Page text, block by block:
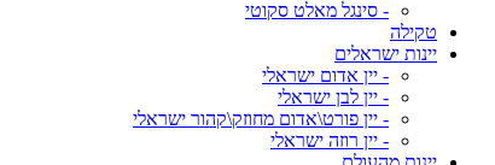
- סינגל מאלט סקוטי
טקילה
יינות ישראלים
- יין אדום ישראלי
- יין לבן ישראלי
- יין פורט\אדום מחוזק\קהור ישראלי
- יין רוזה ישראלי